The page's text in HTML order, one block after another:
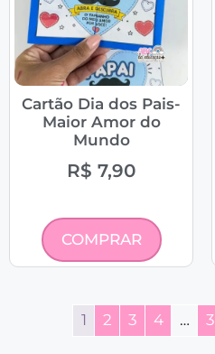
Cartão Dia dos Pais-
Maior Amor do
Mundo
R$ 7,90
COMPRAR
1 2 3 4 …